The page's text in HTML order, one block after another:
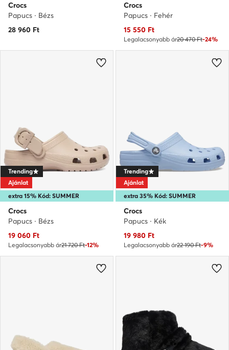
Crocs
Papucs · Bézs
28 960 Ft
Crocs
Papucs · Fehér
Aktuális ár
15 550 Ft
Legalacsonyabb ár20 470 Ft-24%
extra 15% Kód: SUMMER
Trending
Ajánlat
Crocs
Papucs · Bézs
Aktuális ár
19 060 Ft
Legalacsonyabb ár21 720 Ft-12%
extra 35% Kód: SUMMER
Trending
Ajánlat
Crocs
Papucs · Kék
Aktuális ár
19 980 Ft
Legalacsonyabb ár22 190 Ft-9%